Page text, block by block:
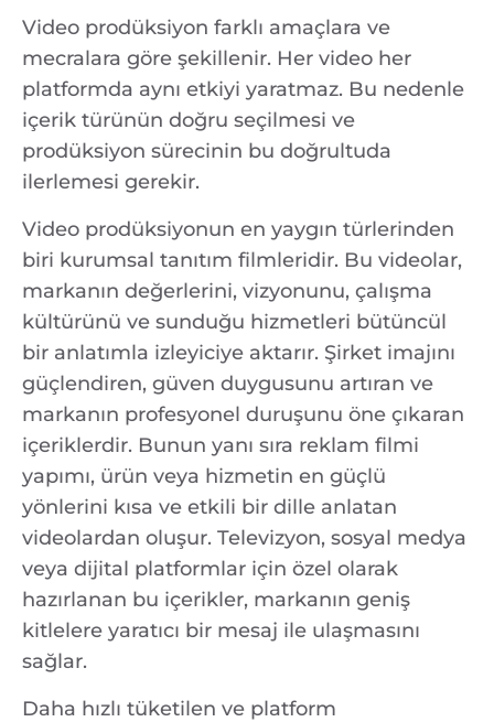
Video prodüksiyon farklı amaçlara ve
mecralara göre şekillenir. Her video her
platformda aynı etkiyi yaratmaz. Bu nedenle
içerik türünün doğru seçilmesi ve
prodüksiyon sürecinin bu doğrultuda
ilerlemesi gerekir.
Video prodüksiyonun en yaygın türlerinden
biri kurumsal tanıtım filmleridir. Bu videolar,
markanın değerlerini, vizyonunu, çalışma
kültürünü ve sunduğu hizmetleri bütüncül
bir anlatımla izleyiciye aktarır. Şirket imajını
güçlendiren, güven duygusunu artıran ve
markanın profesyonel duruşunu öne çıkaran
içeriklerdir. Bunun yanı sıra reklam filmi
yapımı, ürün veya hizmetin en güçlü
yönlerini kısa ve etkili bir dille anlatan
videolardan oluşur. Televizyon, sosyal medya
veya dijital platformlar için özel olarak
hazırlanan bu içerikler, markanın geniş
kitlelere yaratıcı bir mesaj ile ulaşmasını
sağlar.
Daha hızlı tüketilen ve platform